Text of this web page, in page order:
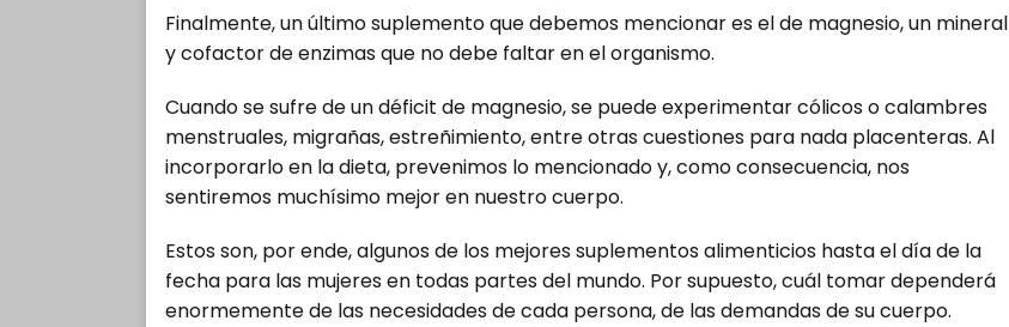
Finalmente, un último suplemento que debemos mencionar es el de magnesio, un mineral
y cofactor de enzimas que no debe faltar en el organismo.
Cuando se sufre de un déficit de magnesio, se puede experimentar cólicos o calambres
menstruales, migrañas, estreñimiento, entre otras cuestiones para nada placenteras. Al
incorporarlo en la dieta, prevenimos lo mencionado y, como consecuencia, nos
sentiremos muchísimo mejor en nuestro cuerpo.
Estos son, por ende, algunos de los mejores suplementos alimenticios hasta el día de la
fecha para las mujeres en todas partes del mundo. Por supuesto, cuál tomar dependerá
enormemente de las necesidades de cada persona, de las demandas de su cuerpo.